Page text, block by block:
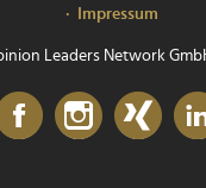
Impressum
Leaders Network